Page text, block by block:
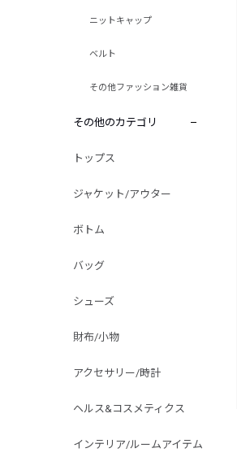
ニットキャップ
ベルト
その他ファッション雑貨
その他のカテゴリ
トップス
ジャケット/アウター
ボトム
バッグ
シューズ
財布/小物
アクセサリー/時計
ヘルス&コスメティクス
インテリア/ルームアイテム
プリントTシャツ